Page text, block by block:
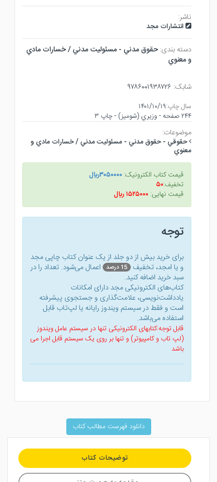
ناشر:
انتشارات مجد
دسته بندی: حقوق مدني - مسئوليت مدني / خسارات مادي
و معنوي
شابک: ۹۷۸۶۰۰۱۹۳۸۷۲۶
سال چاپ:۱۴۰۱/۱۰/۱۹
۲۴۴ صفحه - وزيري (شوميز) - چاپ ۳
موضوعات:
حقوقي - حقوق مدني - مسئوليت مدني / خسارات مادي و
معنوي
قیمت کتاب الکترونیک: ۳۰۵۰۰۰۰ريال
تخفیف:۵۰
قیمت نهایی: ۱۵۲۵۰۰۰ ريال
توجه
برای خرید بیش از دو جلد از یک عنوان کتاب‌ چاپی مجد
و یا امجد، تخفیف 15 درصد
اعمال می‌شود. تعداد را در
سبد خرید اضافه کنید.
کتاب‌های الکترونیکی مجد دارای امکانات
یادداشت‌نویسی، علامت‌گذاری و جستجوی پیشرفته
است و فقط در سیستم ویندوز رایانه یا لپ‌تاب قابل
استفاده می‌باشد.
قابل توجه:کتابهای الکترونیکی تنها در سیستم عامل ویندوز
(لپ تاب و کامپیوتر) و تنها بر روی یک سیستم قابل اجرا می
باشد
دانلود فهرست مطالب کتاب
توضیحات کتاب